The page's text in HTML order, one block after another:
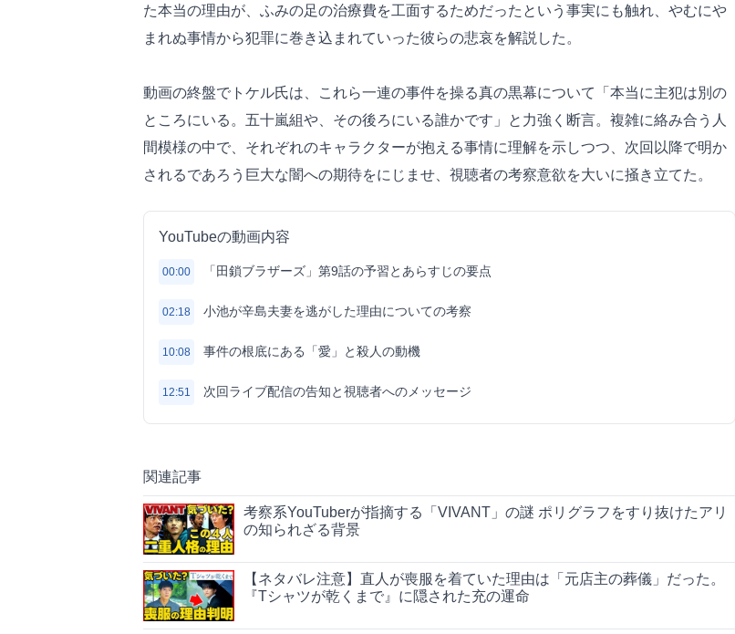
た本当の理由が、ふみの足の治療費を工面するためだったという事実にも触れ、やむにや
まれぬ事情から犯罪に巻き込まれていった彼らの悲哀を解説した。
動画の終盤でトケル氏は、これら一連の事件を操る真の黒幕について「本当に主犯は別の
ところにいる。五十嵐組や、その後ろにいる誰かです」と力強く断言。複雑に絡み合う人
間模様の中で、それぞれのキャラクターが抱える事情に理解を示しつつ、次回以降で明か
されるであろう巨大な闇への期待をにじませ、視聴者の考察意欲を大いに掻き立てた。
YouTubeの動画内容
00:00 「田鎖ブラザーズ」第9話の予習とあらすじの要点
02:18 小池が辛島夫妻を逃がした理由についての考察
10:08 事件の根底にある「愛」と殺人の動機
12:51 次回ライブ配信の告知と視聴者へのメッセージ
関連記事
考察系YouTuberが指摘する「VIVANT」の謎 ポリグラフをすり抜けたアリ
の知られざる背景
【ネタバレ注意】直人が喪服を着ていた理由は「元店主の葬儀」だった。
『Tシャツが乾くまで』に隠された充の運命